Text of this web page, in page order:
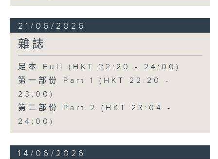
21/06/2026
雜誌
足本 Full (HKT 22:20 - 24:00)
第一部份 Part 1 (HKT 22:20 -
23:00)
第二部份 Part 2 (HKT 23:04 -
24:00)
14/06/2026